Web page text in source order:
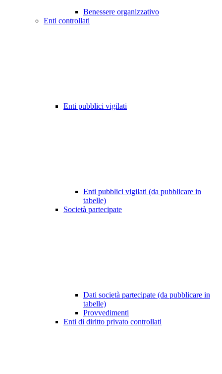
Benessere organizzativo
Enti controllati
Enti pubblici vigilati
Enti pubblici vigilati (da pubblicare in
tabelle)
Società partecipate
Dati società partecipate (da pubblicare in
tabelle)
Provvedimenti
Enti di diritto privato controllati